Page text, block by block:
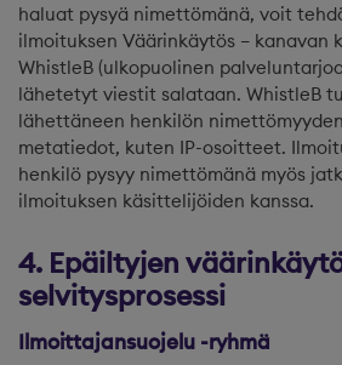
haluat pysyä nimettömänä, voit
ilmoituksen Väärinkäytös – kanavan
WhistleB (ulkopuolinen
lähetetyt viestit salataan. WhistleB
lähettäneen henkilön
metatiedot, kuten IP-osoitteet.
henkilö pysyy nimettömänä myös
ilmoituksen käsittelijöiden kanssa.
4. Epäiltyjen
selvitysprosessi
Ilmoittajansuojelu -ryhmä